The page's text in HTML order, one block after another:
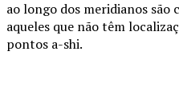
ao longo dos meridianos são
aqueles que não têm
pontos a-shi.